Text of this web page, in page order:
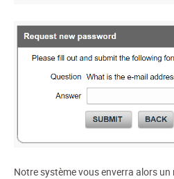
Notre système vous enverra alors